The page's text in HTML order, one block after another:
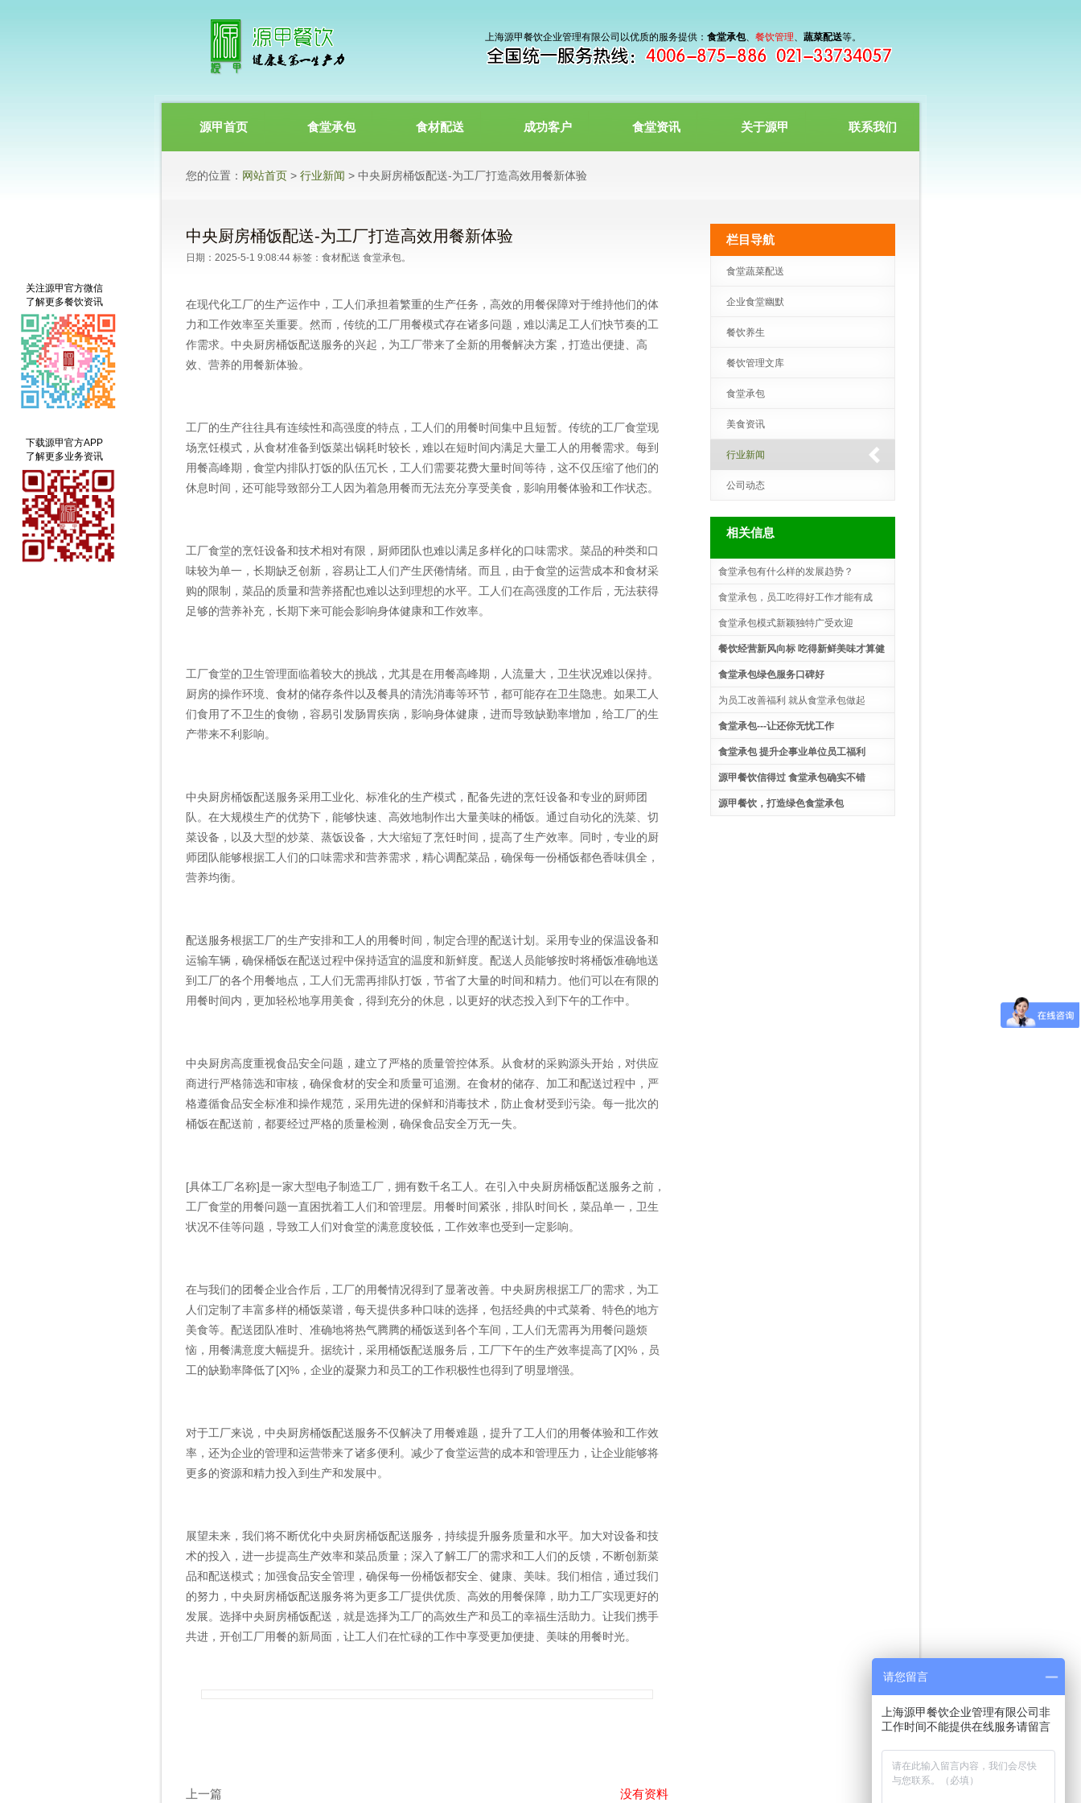
上海源甲餐饮企业管理有限公司以优质的服务提供： 食堂承包、 餐饮管理、 蔬菜配送等。
源甲首页 食堂承包 食材配送 成功客户 食堂资讯 关于源甲 联系我们
您的位置： 网站首页 > 行业新闻 > 中央厨房桶饭配送-为工厂打造高效用餐新体验
中央厨房桶饭配送-为工厂打造高效用餐新体验
日期：2025-5-1 9:08:44 标签： 食材配送 食堂承包。
在现代化工厂的生产运作中，工人们承担着繁重的生产任务，高效的用餐保障对于维持他们的体
力和工作效率至关重要。然而，传统的工厂用餐模式存在诸多问题，难以满足工人们快节奏的工
作需求。中央厨房桶饭配送服务的兴起，为工厂带来了全新的用餐解决方案，打造出便捷、高
效、营养的用餐新体验。
工厂的生产往往具有连续性和高强度的特点，工人们的用餐时间集中且短暂。传统的工厂食堂现
场烹饪模式，从食材准备到饭菜出锅耗时较长，难以在短时间内满足大量工人的用餐需求。每到
用餐高峰期，食堂内排队打饭的队伍冗长，工人们需要花费大量时间等待，这不仅压缩了他们的
休息时间，还可能导致部分工人因为着急用餐而无法充分享受美食，影响用餐体验和工作状态。
工厂食堂的烹饪设备和技术相对有限，厨师团队也难以满足多样化的口味需求。菜品的种类和口
味较为单一，长期缺乏创新，容易让工人们产生厌倦情绪。而且，由于食堂的运营成本和食材采
购的限制，菜品的质量和营养搭配也难以达到理想的水平。工人们在高强度的工作后，无法获得
足够的营养补充，长期下来可能会影响身体健康和工作效率。
工厂食堂的卫生管理面临着较大的挑战，尤其是在用餐高峰期，人流量大，卫生状况难以保持。
厨房的操作环境、食材的储存条件以及餐具的清洗消毒等环节，都可能存在卫生隐患。如果工人
们食用了不卫生的食物，容易引发肠胃疾病，影响身体健康，进而导致缺勤率增加，给工厂的生
产带来不利影响。
中央厨房桶饭配送服务采用工业化、标准化的生产模式，配备先进的烹饪设备和专业的厨师团
队。在大规模生产的优势下，能够快速、高效地制作出大量美味的桶饭。通过自动化的洗菜、切
菜设备，以及大型的炒菜、蒸饭设备，大大缩短了烹饪时间，提高了生产效率。同时，专业的厨
师团队能够根据工人们的口味需求和营养需求，精心调配菜品，确保每一份桶饭都色香味俱全，
营养均衡。
配送服务根据工厂的生产安排和工人的用餐时间，制定合理的配送计划。采用专业的保温设备和
运输车辆，确保桶饭在配送过程中保持适宜的温度和新鲜度。配送人员能够按时将桶饭准确地送
到工厂的各个用餐地点，工人们无需再排队打饭，节省了大量的时间和精力。他们可以在有限的
用餐时间内，更加轻松地享用美食，得到充分的休息，以更好的状态投入到下午的工作中。
中央厨房高度重视食品安全问题，建立了严格的质量管控体系。从食材的采购源头开始，对供应
商进行严格筛选和审核，确保食材的安全和质量可追溯。在食材的储存、加工和配送过程中，严
格遵循食品安全标准和操作规范，采用先进的保鲜和消毒技术，防止食材受到污染。每一批次的
桶饭在配送前，都要经过严格的质量检测，确保食品安全万无一失。
[具体工厂名称]是一家大型电子制造工厂，拥有数千名工人。在引入中央厨房桶饭配送服务之前，
工厂食堂的用餐问题一直困扰着工人们和管理层。用餐时间紧张，排队时间长，菜品单一，卫生
状况不佳等问题，导致工人们对食堂的满意度较低，工作效率也受到一定影响。
在与我们的团餐企业合作后，工厂的用餐情况得到了显著改善。中央厨房根据工厂的需求，为工
人们定制了丰富多样的桶饭菜谱，每天提供多种口味的选择，包括经典的中式菜肴、特色的地方
美食等。配送团队准时、准确地将热气腾腾的桶饭送到各个车间，工人们无需再为用餐问题烦
恼，用餐满意度大幅提升。据统计，采用桶饭配送服务后，工厂下午的生产效率提高了[X]%，员
工的缺勤率降低了[X]%，企业的凝聚力和员工的工作积极性也得到了明显增强。
对于工厂来说，中央厨房桶饭配送服务不仅解决了用餐难题，提升了工人们的用餐体验和工作效
率，还为企业的管理和运营带来了诸多便利。减少了食堂运营的成本和管理压力，让企业能够将
更多的资源和精力投入到生产和发展中。
展望未来，我们将不断优化中央厨房桶饭配送服务，持续提升服务质量和水平。加大对设备和技
术的投入，进一步提高生产效率和菜品质量；深入了解工厂的需求和工人们的反馈，不断创新菜
品和配送模式；加强食品安全管理，确保每一份桶饭都安全、健康、美味。我们相信，通过我们
的努力，中央厨房桶饭配送服务将为更多工厂提供优质、高效的用餐保障，助力工厂实现更好的
发展。选择中央厨房桶饭配送，就是选择为工厂的高效生产和员工的幸福生活助力。让我们携手
共进，开创工厂用餐的新局面，让工人们在忙碌的工作中享受更加便捷、美味的用餐时光。
上一篇 没有资料
栏目导航
食堂蔬菜配送
企业食堂幽默
餐饮养生
餐饮管理文库
食堂承包
美食资讯
行业新闻
公司动态
相关信息
食堂承包有什么样的发展趋势？
食堂承包，员工吃得好工作才能有成
效！…
食堂承包模式新颖独特广受欢迎
餐饮经营新风向标 吃得新鲜美味才算健
康…
食堂承包绿色服务口碑好
为员工改善福利 就从食堂承包做起
食堂承包---让还你无忧工作
食堂承包 提升企事业单位员工福利
源甲餐饮信得过 食堂承包确实不错
源甲餐饮，打造绿色食堂承包
关注源甲官方微信
了解更多餐饮资讯
下载源甲官方APP
了解更多业务资讯
请您留言
上海源甲餐饮企业管理有限公司非
工作时间不能提供在线服务请留言